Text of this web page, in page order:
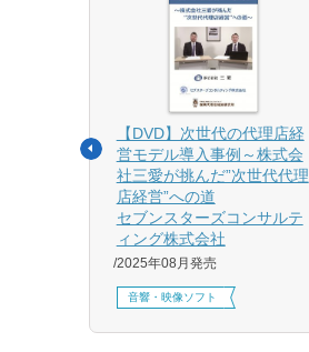
【DVD】次世代の代理店経
営モデル導入事例～株式会
社三愛が挑んだ”次世代代理
店経営”への道
セブンスターズコンサルテ
ィング株式会社
2025年08月発売
音響・映像ソフト